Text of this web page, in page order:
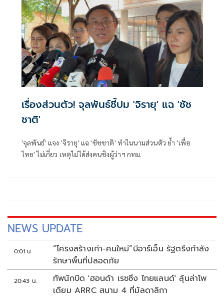
เรื่องส่วนตัว! จุลพันธ์ชี้ปม 'จิรายุ' แฉ 'ชัช
ชาติ'
'จุลพันธ์' แจง 'จิรายุ' แฉ 'ชัชชาติ' ทำในนามส่วนตัว ย้ำ 'เพื่อ
ไทย' ไม่เกี่ยว เหตุไม่ได้ส่งคนชิงผู้ว่าฯ กทม.
NEWS UPDATE
0:01 น.
“โครงสร้างเก่า-คนใหม่”บีอาร์เอ็น รัฐตรึงกำลัง
รักษาพื้นที่ปลอดภัย
20:43 น.
ทัพนักบิด 'ฮอนด้า เรซซิ่ง ไทยแลนด์' ลุ้นล่าโพ
เดียม ARRC สนาม 4 ที่มัลดาลิกา